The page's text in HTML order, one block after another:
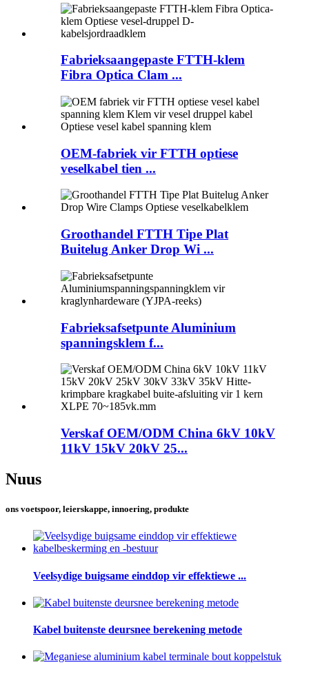
Fabrieksaangepaste FTTH-klem
Fibra Optica Clam ...
OEM-fabriek vir FTTH optiese
veselkabel tien ...
Groothandel FTTH Tipe Plat
Buitelug Anker Drop Wi ...
Fabrieksafsetpunte Aluminium
spanningsklem f...
Verskaf OEM/ODM China 6kV 10kV
11kV 15kV 20kV 25...
Nuus
ons voetspoor, leierskappe, innoering, produkte
Veelsydige buigsame einddop vir effektiewe ...
Kabel buitenste deursnee berekening metode